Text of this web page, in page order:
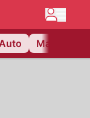
Matchcenter